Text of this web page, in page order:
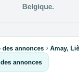
Belgique.
des annonces › Amay,
annonces